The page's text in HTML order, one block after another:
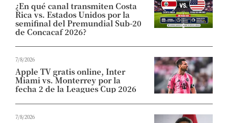
¿En qué canal transmiten Costa
Rica vs. Estados Unidos por la
semifinal del Premundial Sub-20
de Concacaf 2026?
7/8/2026
Apple TV gratis online, Inter
Miami vs. Monterrey por la
fecha 2 de la Leagues Cup 2026
7/8/2026